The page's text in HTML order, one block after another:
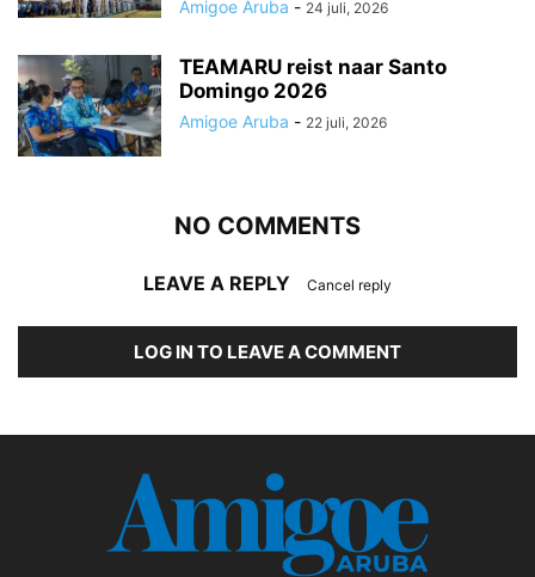
Amigoe Aruba - 24 juli, 2026
TEAMARU reist naar Santo
Domingo 2026
Amigoe Aruba - 22 juli, 2026
NO COMMENTS
LEAVE A REPLY Cancel reply
LOG IN TO LEAVE A COMMENT